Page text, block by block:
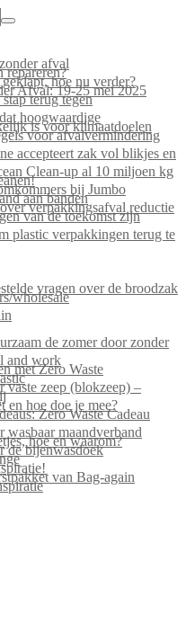
afval
repareren?
hoe nu verder?
Afval: 19-25 mei 2025
terug tegen
hoogwaardige
is voor klimaatdoelen
voor afvalvermindering
accepteert zak vol blikjes en
Clean-up al 10 miljoen kg
bij Jumbo
aan banden
verpakkingsafval reductie
van de toekomst zijn
plastic verpakkingen terug te
vragen over de broodzak
wholesale
de zomer door zonder
and work
met Zero Waste
vaste zeep (blokzeep) –
hoe doe je mee?
Zero Waste Cadeau
wasbaar maandverband
hoe en waarom?
de bijenwasdoek
van Bag-again